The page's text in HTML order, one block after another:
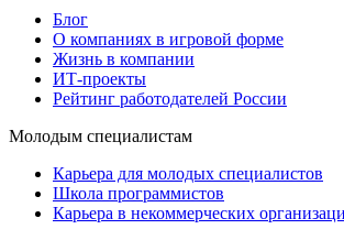
Блог
О компаниях в игровой форме
Жизнь в компании
ИТ-проекты
Рейтинг работодателей России
Молодым специалистам
Карьера для молодых специалистов
Школа программистов
Карьера в некоммерческих